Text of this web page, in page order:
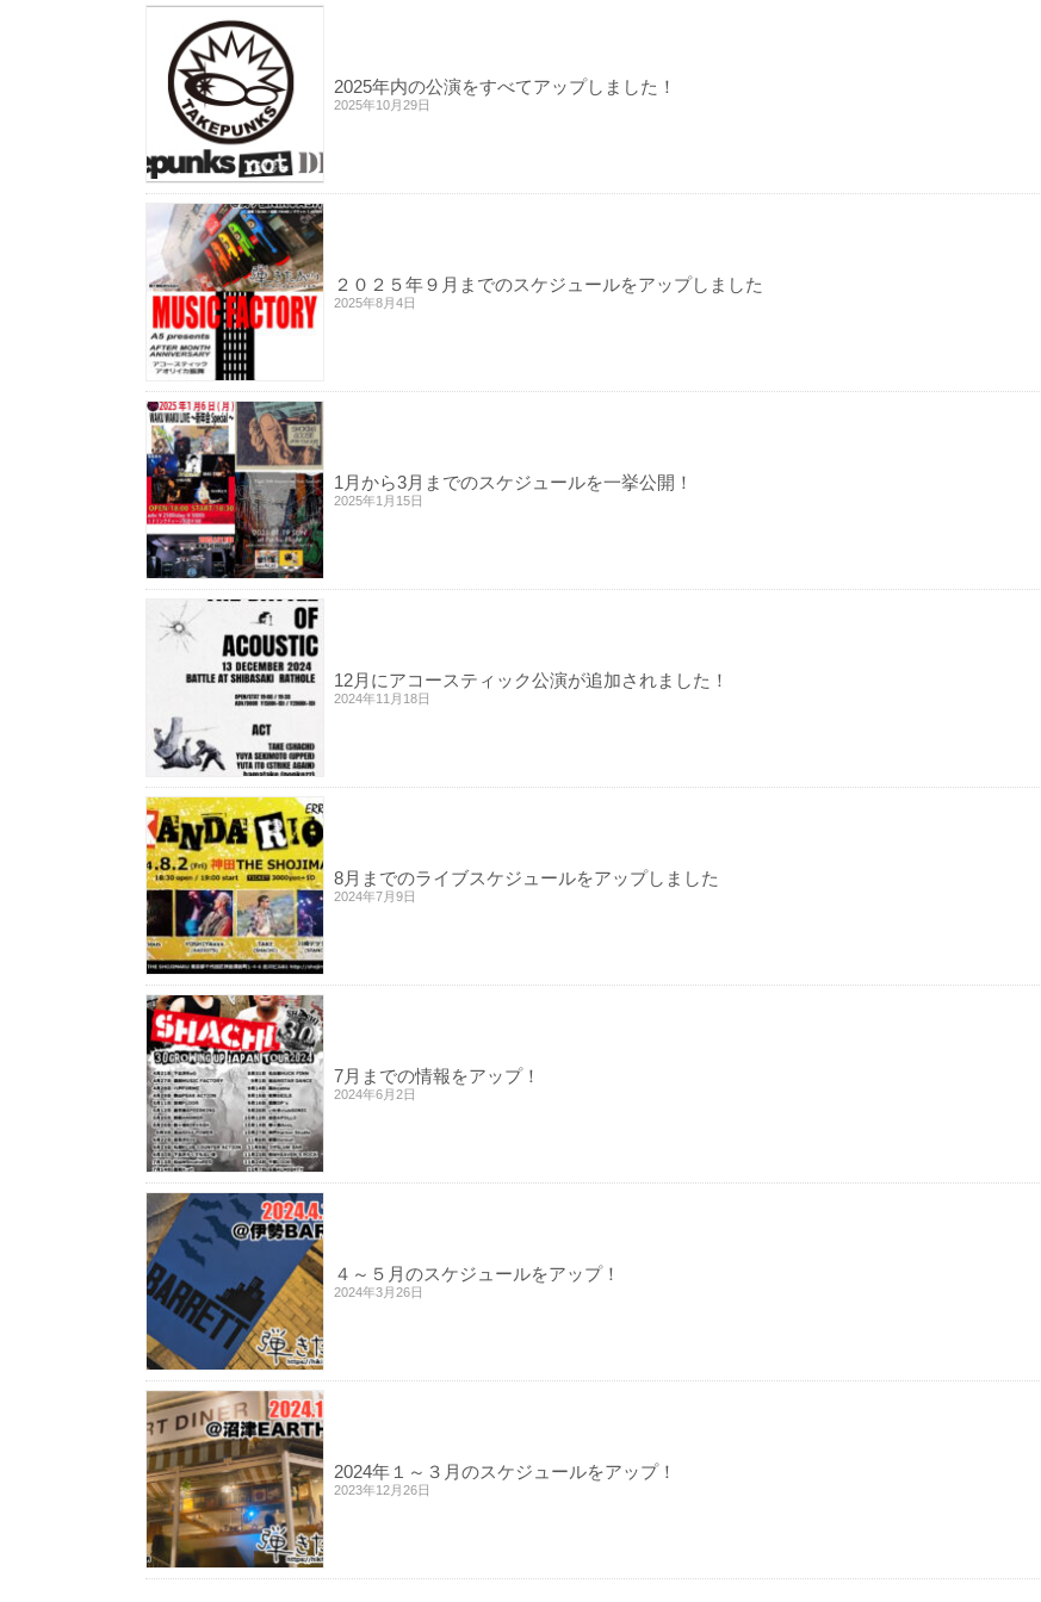
2025年内の公演をすべてアップしました！
2025年10月29日
２０２５年９月までのスケジュールをアップしました
2025年8月4日
1月から3月までのスケジュールを一挙公開！
2025年1月15日
12月にアコースティック公演が追加されました！
2024年11月18日
8月までのライブスケジュールをアップしました
2024年7月9日
7月までの情報をアップ！
2024年6月2日
４～５月のスケジュールをアップ！
2024年3月26日
2024年１～３月のスケジュールをアップ！
2023年12月26日